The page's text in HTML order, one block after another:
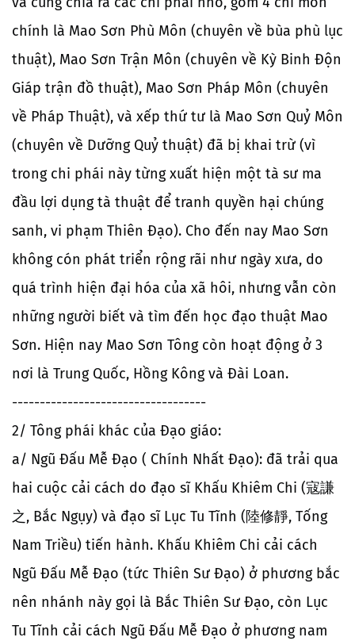
chính là Mao Sơn Phù Môn (chuyên về bùa phù lục
thuật), Mao Sơn Trận Môn (chuyên về Kỳ Binh Độn
Giáp trận đồ thuật), Mao Sơn Pháp Môn (chuyên
về Pháp Thuật), và xếp thứ tư là Mao Sơn Quỷ Môn
(chuyên về Dưỡng Quỷ thuật) đã bị khai trừ (vì
trong chi phái này từng xuất hiện một tà sư ma
đầu lợi dụng tà thuật để tranh quyền hại chúng
sanh, vi phạm Thiên Đạo). Cho đến nay Mao Sơn
không cón phát triển rộng rãi như ngày xưa, do
quá trình hiện đại hóa của xã hôi, nhưng vẫn còn
những người biết và tìm đến học đạo thuật Mao
Sơn. Hiện nay Mao Sơn Tông còn hoạt động ở 3
nơi là Trung Quốc, Hồng Kông và Đài Loan.
-----------------------------------
2/ Tông phái khác của Đạo giáo:
a/ Ngũ Đấu Mễ Đạo ( Chính Nhất Đạo): đã trải qua
hai cuộc cải cách do đạo sĩ Khấu Khiêm Chi (寇謙
之, Bắc Ngụy) và đạo sĩ Lục Tu Tĩnh (陸修靜, Tống
Nam Triều) tiến hành. Khấu Khiêm Chi cải cách
Ngũ Đấu Mễ Đạo (tức Thiên Sư Đạo) ở phương bắc
nên nhánh này gọi là Bắc Thiên Sư Đạo, còn Lục
Tu Tĩnh cải cách Ngũ Đấu Mễ Đạo ở phương nam